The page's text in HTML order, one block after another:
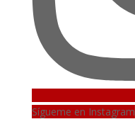
Sígueme en Instagram